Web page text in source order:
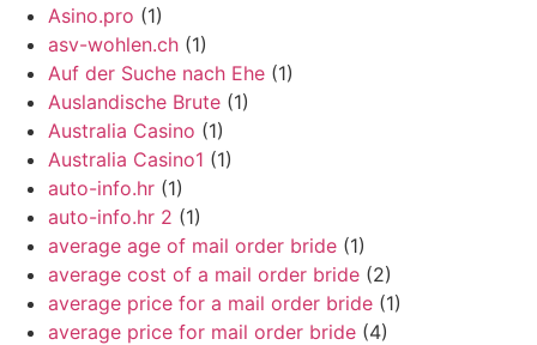
Asino.pro (1)
asv-wohlen.ch (1)
Auf der Suche nach Ehe (1)
Auslandische Brute (1)
Australia Casino (1)
Australia Casino1 (1)
auto-info.hr (1)
auto-info.hr 2 (1)
average age of mail order bride (1)
average cost of a mail order bride (2)
average price for a mail order bride (1)
average price for mail order bride (4)